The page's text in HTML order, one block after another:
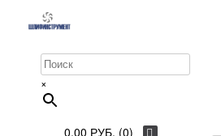
×
0.00 РУБ. (0)